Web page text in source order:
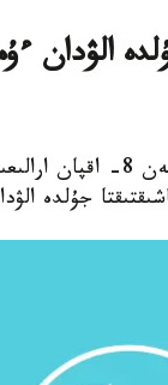
الۋدان
جۇلدە